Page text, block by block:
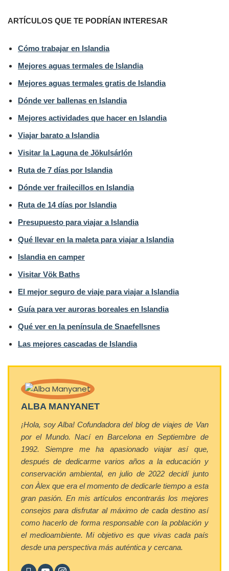
ARTÍCULOS QUE TE PODRÍAN INTERESAR
Cómo trabajar en Islandia
Mejores aguas termales de Islandia
Mejores aguas termales gratis de Islandia
Dónde ver ballenas en Islandia
Mejores actividades que hacer en Islandia
Viajar barato a Islandia
Visitar la Laguna de Jökulsárlón
Ruta de 7 días por Islandia
Dónde ver frailecillos en Islandia
Ruta de 14 días por Islandia
Presupuesto para viajar a Islandia
Qué llevar en la maleta para viajar a Islandia
Islandia en camper
Visitar Vök Baths
El mejor seguro de viaje para viajar a Islandia
Guía para ver auroras boreales en Islandia
Qué ver en la península de Snaefellsnes
Las mejores cascadas de Islandia
ALBA MANYANET
¡Hola, soy Alba! Cofundadora del blog de viajes de Van
por el Mundo. Nací en Barcelona en Septiembre de
1992. Siempre me ha apasionado viajar así que,
después de dedicarme varios años a la educación y
conservación ambiental, en julio de 2022 decidí junto
con Àlex que era el momento de dedicarle tiempo a esta
gran pasión. En mis artículos encontrarás los mejores
consejos para disfrutar al máximo de cada destino así
como hacerlo de forma responsable con la población y
el medioambiente. Mi objetivo es que vivas cada país
desde una perspectiva más auténtica y cercana.